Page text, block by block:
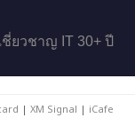
ยวชาญ IT 30+ ปี
| XM Signal | iCafe